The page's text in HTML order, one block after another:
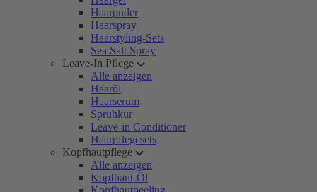
Haarpuder
Haarspray
Haarstyling-Sets
Sea Salt Spray
Leave-In Pflege
Alle anzeigen
Haaröl
Haarserum
Sprühkur
Leave-in Conditioner
Haarpflegesets
Kopfhautpflege
Alle anzeigen
Kopfhaut-Öl